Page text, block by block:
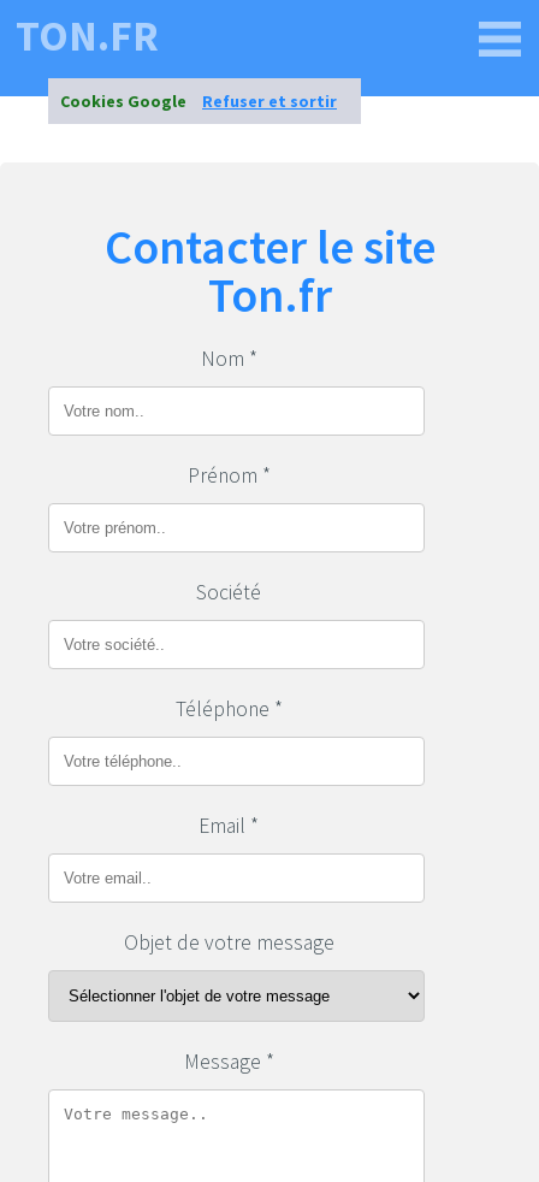
Cookies Google Refuser et sortir
TON.FR
Contacter le site
Ton.fr
Nom *
Prénom *
Société
Téléphone *
Email *
Objet de votre message
Message *